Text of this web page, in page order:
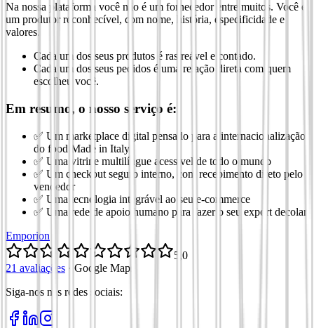
Na nossa plataforma você não é um fornecedor entre muitos. Você é
um produtor reconhecível, com nome, história, especificidade e
valores.
Cada um dos seus produtos é rastreável e contado.
Cada um dos seus pedidos é uma relação direta com quem
escolheu você.
Em resumo, o nosso serviço é:
✅ Um marketplace digital pensado para a internacionalização
do food Made in Italy
✅ Uma vitrine multilíngue acessível de todo o mundo
✅ Um checkout seguro interno, com recebimento direto pelo
vendedor
✅ Uma tecnologia integrável ao seu e-commerce
✅ Uma rede de apoio humano para fazer o seu export decolar
Emporion
5,0
21 avaliações · Google Maps
Siga-nos nas redes sociais: